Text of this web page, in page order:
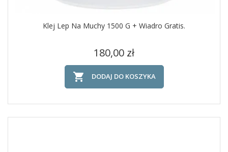
Klej Lep Na Muchy 1500 G + Wiadro Gratis.
Cena
180,00 zł
 DODAJ DO KOSZYKA